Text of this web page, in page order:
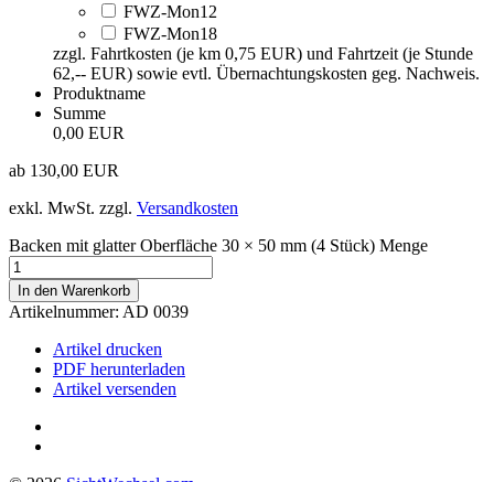
FWZ-Mon12
FWZ-Mon18
zzgl. Fahrtkosten (je km 0,75 EUR) und Fahrtzeit (je Stunde
62,-- EUR) sowie evtl. Übernachtungskosten geg. Nachweis.
Produktname
Summe
0,00 EUR
ab 130,00 EUR
exkl. MwSt. zzgl. Versandkosten
Backen mit glatter Oberfläche 30 × 50 mm (4 Stück) Menge
In den Warenkorb
Artikelnummer: AD 0039
Artikel drucken
PDF herunterladen
Artikel versenden